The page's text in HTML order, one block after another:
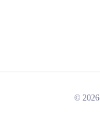
© 2026